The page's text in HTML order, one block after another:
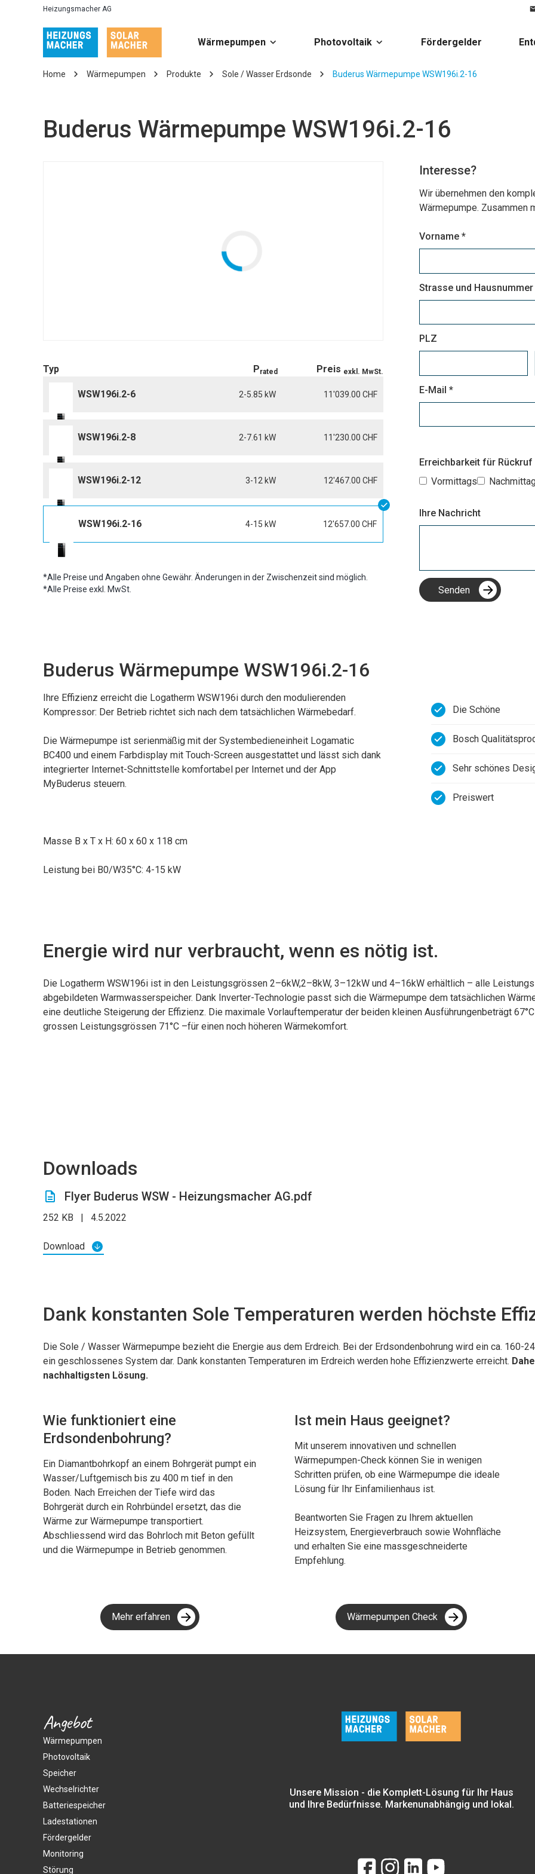
Heizungsmacher AG
Wärmepumpen Photovoltaik Fördergelder
Home Wärmepumpen Produkte Sole / Wasser Erdsonde Buderus Wärmepumpe WSW196i.2-16
Buderus Wärmepumpe WSW196i.2-16
Typ Prated Preis exkl. MwSt.
WSW196i.2-6 2-5.85 kW 11'039.00 CHF
WSW196i.2-8 2-7.61 kW 11'230.00 CHF
WSW196i.2-12 3-12 kW 12'467.00 CHF
WSW196i.2-16 4-15 kW 12'657.00 CHF
*Alle Preise und Angaben ohne Gewähr. Änderungen in der Zwischenzeit sind möglich.
*Alle Preise exkl. MwSt.
Interesse?
Wir übernehmen den
Wärmepumpe. Zusammen
Vorname *
Strasse und Hausnummer
PLZ
E-Mail *
Erreichbarkeit für Rückruf
Vormittags
Ihre Nachricht
Buderus Wärmepumpe WSW196i.2-16
Ihre Effizienz erreicht die Logatherm WSW196i durch den modulierenden
Kompressor: Der Betrieb richtet sich nach dem tatsächlichen Wärmebedarf.
Die Wärmepumpe ist serienmäßig mit der Systembedieneinheit Logamatic
BC400 und einem Farbdisplay mit Touch-Screen ausgestattet und lässt sich dank
integrierter Internet-Schnittstelle komfortabel per Internet und der App
MyBuderus steuern.
Masse B x T x H: 60 x 60 x 118 cm
Leistung bei B0/W35°C: 4-15 kW
Die Schöne
Bosch
Sehr schönes
Preiswert
Energie wird nur verbraucht, wenn es nötig ist.
Die Logatherm WSW196i ist in den Leistungsgrössen 2–6kW,2–8kW, 3–12kW und 4–16kW erhältlich – alle
abgebildeten Warmwasserspeicher. Dank Inverter-Technologie passt sich die Wärmepumpe dem tatsächlichen
eine deutliche Steigerung der Effizienz. Die maximale Vorlauftemperatur der beiden kleinen Ausführungenbeträgt
grossen Leistungsgrössen 71°C –für einen noch höheren Wärmekomfort.
Downloads
Flyer Buderus WSW - Heizungsmacher AG.pdf
252 KB 4.5.2022
Download
Dank konstanten Sole Temperaturen werden höchste
Die Sole / Wasser Wärmepumpe bezieht die Energie aus dem Erdreich. Bei der Erdsondenbohrung wird ein ca. 160-
ein geschlossenes System dar. Dank konstanten Temperaturen im Erdreich werden hohe Effizienzwerte erreicht.
nachhaltigsten Lösung.
Wie funktioniert eine
Erdsondenbohrung?
Ein Diamantbohrkopf an einem Bohrgerät pumpt ein
Wasser/Luftgemisch bis zu 400 m tief in den
Boden. Nach Erreichen der Tiefe wird das
Bohrgerät durch ein Rohrbündel ersetzt, das die
Wärme zur Wärmepumpe transportiert.
Abschliessend wird das Bohrloch mit Beton gefüllt
und die Wärmepumpe in Betrieb genommen.
Mehr erfahren
Ist mein Haus geeignet?
Mit unserem innovativen und schnellen
Wärmepumpen-Check können Sie in wenigen
Schritten prüfen, ob eine Wärmepumpe die ideale
Lösung für Ihr Einfamilienhaus ist.
Beantworten Sie Fragen zu Ihrem aktuellen
Heizsystem, Energieverbrauch sowie Wohnfläche
und erhalten Sie eine massgeschneiderte
Empfehlung.
Wärmepumpen Check
Angebot
Wärmepumpen
Photovoltaik
Speicher
Wechselrichter
Batteriespeicher
Ladestationen
Fördergelder
Monitoring
Störung
Unsere Mission - die Komplett-Lösung für Ihr Haus
und Ihre Bedürfnisse. Markenunabhängig und lokal.